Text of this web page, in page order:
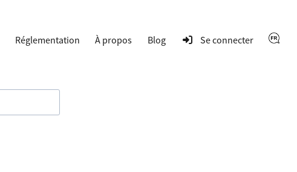
Réglementation À propos Blog Se connecter